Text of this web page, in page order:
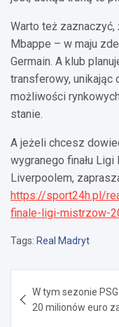
Warto też zaznaczyć,
Mbappe – w maju
Germain. A klub
transferowy, unikając
możliwości
stanie.
A jeżeli chcesz
wygranego finału
Liverpoolem,
https://sport24h.pl/
finale-ligi-mistrzow-
Tags: Real Madryt
wpisu
W tym sezonie
20 milionów euro